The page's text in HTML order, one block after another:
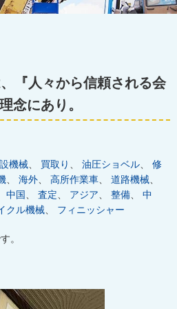
『人々から信頼される会
念にあり。
機械 買取り 油圧ショベル
修
海外 高所作業車 道路機械
中国 査定 アジア 整備
中
クル機械 フィニッシャー
。